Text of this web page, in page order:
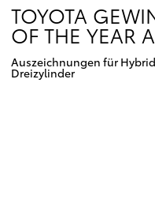
TOYOTA
OF THE YEAR
Auszeichnungen für
Dreizylinder